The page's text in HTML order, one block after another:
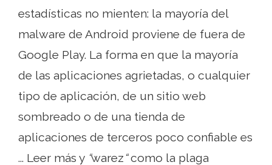
estadísticas no mienten: la mayoría del
malware de Android proviene de fuera de
Google Play. La forma en que la mayoría
de las aplicaciones agrietadas, o cualquier
tipo de aplicación, de un sitio web
sombreado o de una tienda de
aplicaciones de terceros poco confiable es
... Leer más y “warez“como la plaga